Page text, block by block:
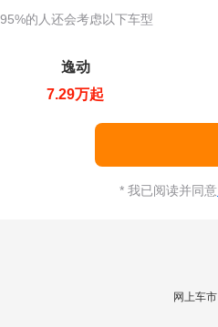
95%的人还会考虑以下车型
逸动
7.29万起
* 我已阅读并同意
网上车市